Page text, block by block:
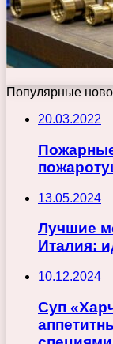
Популярные
20.03.2022
13.05.2024
Лучшие
Италия:
10.12.2024
Суп